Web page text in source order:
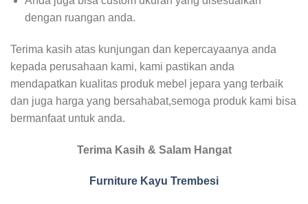
dengan ruangan anda.
Terima kasih atas kunjungan dan kepercayaanya anda
kepada perusahaan kami, kami pastikan anda
mendapatkan kualitas produk mebel jepara yang terbaik
dan juga harga yang bersahabat,semoga produk kami bisa
bermanfaat untuk anda.
Terima Kasih & Salam Hangat
Furniture Kayu Trembesi